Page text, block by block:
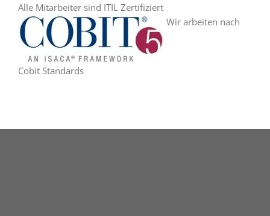
Alle Mitarbeiter sind ITIL Zertifiziert
Wir arbeiten nach
Cobit Standards